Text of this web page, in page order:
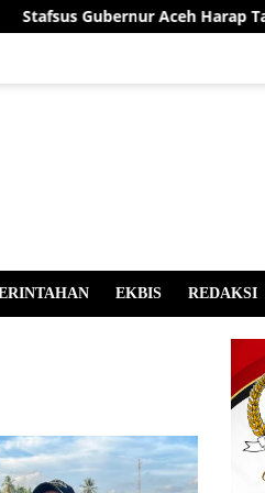
Aceh Harap Tak Ada Salah
EKBIS REDAKSI